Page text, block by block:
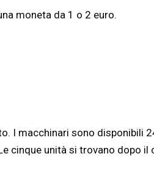
moneta da 1 o 2 euro.
I macchinari sono disponibili
cinque unità si trovano dopo